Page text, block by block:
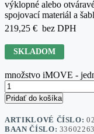
výklopné alebo
spojovací materiál a
219,25 € bez DPH
SKLADOM
množstvo iMOVE -
Pridať do košíka
ARTIKLOVÉ ČÍSLO:
BAAN ČÍSLO: 33602263